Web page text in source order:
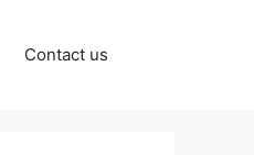
Contact us